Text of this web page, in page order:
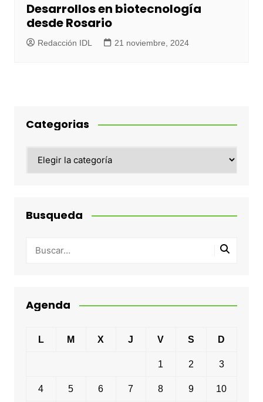
Desarrollos en biotecnología
desde Rosario
Redacción IDL 21 noviembre, 2024
Categorias
Busqueda
Agenda
L M X J V S D
1 2 3
4 5 6 7 8 9 10